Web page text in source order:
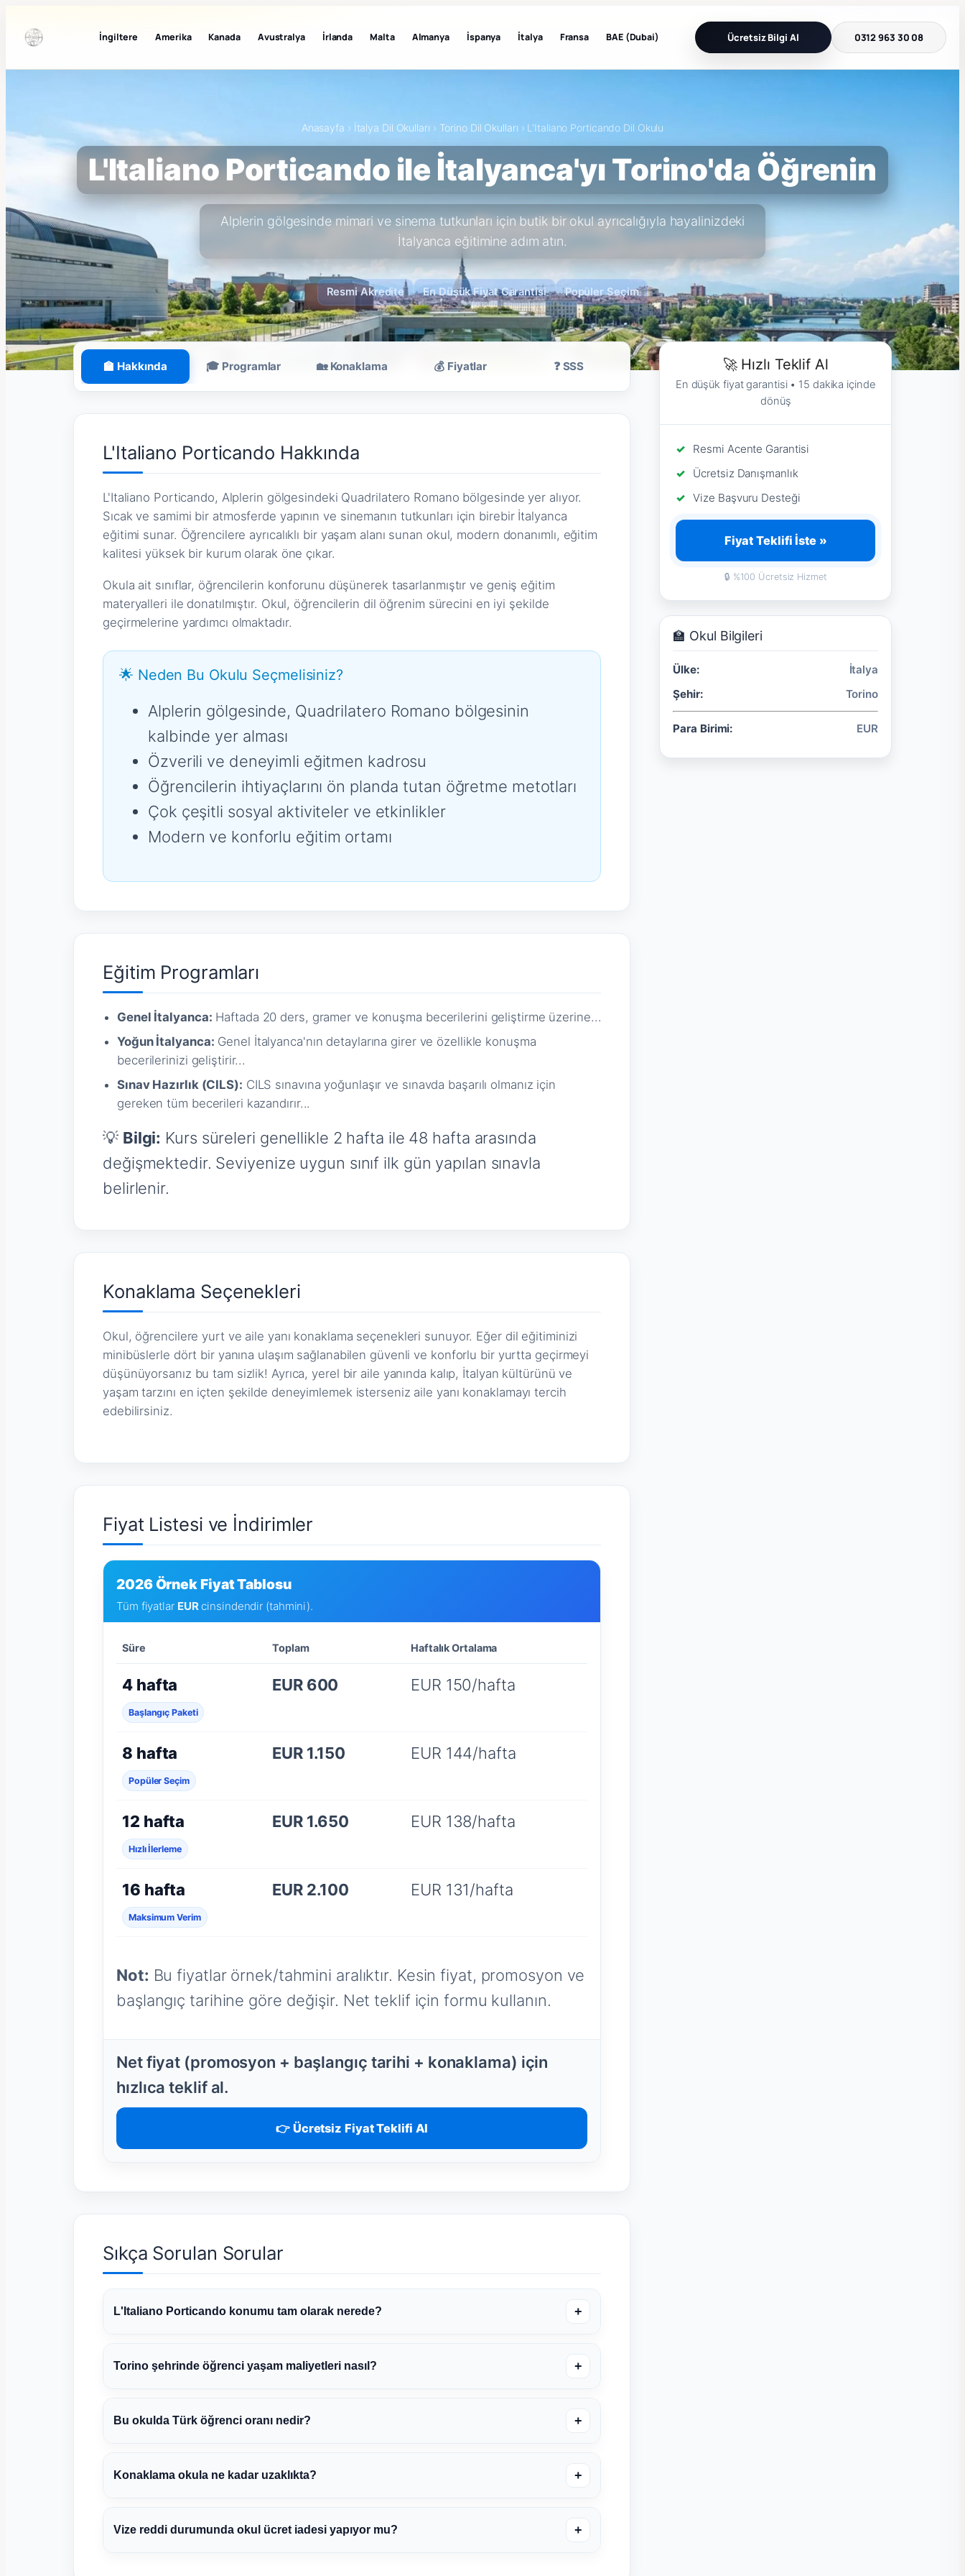
İngiltere Amerika Kanada Avustralya İrlanda Malta Almanya İspanya İtalya Fransa BAE (Dubai) Ücretsiz Bilgi Al 0312 963 30 08
Anasayfa › İtalya Dil Okulları › Torino Dil Okulları › L'Italiano Porticando Dil Okulu
L'Italiano Porticando ile İtalyanca'yı Torino'da Öğrenin
Alplerin gölgesinde mimari ve sinema tutkunları için butik bir okul ayrıcalığıyla hayalinizdeki
İtalyanca eğitimine adım atın.
Resmi Akredite En Düşük Fiyat Garantisi Popüler Seçim
🏫 Hakkında 🎓 Programlar 🏡 Konaklama 💰 Fiyatlar ❓ SSS
L'Italiano Porticando Hakkında
L'Italiano Porticando, Alplerin gölgesindeki Quadrilatero Romano bölgesinde yer alıyor.
Sıcak ve samimi bir atmosferde yapının ve sinemanın tutkunları için birebir İtalyanca
eğitimi sunar. Öğrencilere ayrıcalıklı bir yaşam alanı sunan okul, modern donanımlı, eğitim
kalitesi yüksek bir kurum olarak öne çıkar.
Okula ait sınıflar, öğrencilerin konforunu düşünerek tasarlanmıştır ve geniş eğitim
materyalleri ile donatılmıştır. Okul, öğrencilerin dil öğrenim sürecini en iyi şekilde
geçirmelerine yardımcı olmaktadır.
🌟 Neden Bu Okulu Seçmelisiniz?
Alplerin gölgesinde, Quadrilatero Romano bölgesinin
kalbinde yer alması
Özverili ve deneyimli eğitmen kadrosu
Öğrencilerin ihtiyaçlarını ön planda tutan öğretme metotları
Çok çeşitli sosyal aktiviteler ve etkinlikler
Modern ve konforlu eğitim ortamı
Eğitim Programları
Genel İtalyanca: Haftada 20 ders, gramer ve konuşma becerilerini geliştirme üzerine...
Yoğun İtalyanca: Genel İtalyanca'nın detaylarına girer ve özellikle konuşma
becerilerinizi geliştirir...
Sınav Hazırlık (CILS): CILS sınavına yoğunlaşır ve sınavda başarılı olmanız için
gereken tüm becerileri kazandırır...
💡 Bilgi: Kurs süreleri genellikle 2 hafta ile 48 hafta arasında
değişmektedir. Seviyenize uygun sınıf ilk gün yapılan sınavla
belirlenir.
Konaklama Seçenekleri
Okul, öğrencilere yurt ve aile yanı konaklama seçenekleri sunuyor. Eğer dil eğitiminizi
minibüslerle dört bir yanına ulaşım sağlanabilen güvenli ve konforlu bir yurtta geçirmeyi
düşünüyorsanız bu tam sizlik! Ayrıca, yerel bir aile yanında kalıp, İtalyan kültürünü ve
yaşam tarzını en içten şekilde deneyimlemek isterseniz aile yanı konaklamayı tercih
edebilirsiniz.
Fiyat Listesi ve İndirimler
2026 Örnek Fiyat Tablosu
Tüm fiyatlar EURcinsindendir (tahmini).
Süre Toplam Haftalık Ortalama
4 hafta
Başlangıç Paketi
EUR 600 EUR 150/hafta
8 hafta
Popüler Seçim
EUR 1.150 EUR 144/hafta
12 hafta
Hızlı İlerleme
EUR 1.650 EUR 138/hafta
16 hafta
Maksimum Verim
EUR 2.100 EUR 131/hafta
Not: Bu fiyatlar örnek/tahmini aralıktır. Kesin fiyat, promosyon ve
başlangıç tarihine göre değişir. Net teklif için formu kullanın.
Net fiyat (promosyon + başlangıç tarihi + konaklama) için
hızlıca teklif al.
👉 Ücretsiz Fiyat Teklifi Al
Sıkça Sorulan Sorular
L'Italiano Porticando konumu tam olarak nerede? +
Torino şehrinde öğrenci yaşam maliyetleri nasıl? +
Bu okulda Türk öğrenci oranı nedir? +
Konaklama okula ne kadar uzaklıkta? +
Vize reddi durumunda okul ücret iadesi yapıyor mu? +
🚀 Hızlı Teklif Al
En düşük fiyat garantisi • 15 dakika içinde
dönüş
Resmi Acente Garantisi
Ücretsiz Danışmanlık
Vize Başvuru Desteği
Fiyat Teklifi İste »
🔒 %100 Ücretsiz Hizmet
🏫 Okul Bilgileri
Ülke:
İtalya
Şehir:
Torino
Para Birimi: EUR